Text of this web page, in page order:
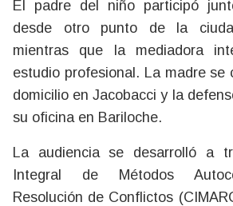
El padre del niño participó
desde otro punto de la
mientras que la mediadora
estudio profesional. La madre se
domicilio en Jacobacci y la
su oficina en Bariloche.
La audiencia se desarrolló a
Integral de Métodos
Resolución de Conflictos